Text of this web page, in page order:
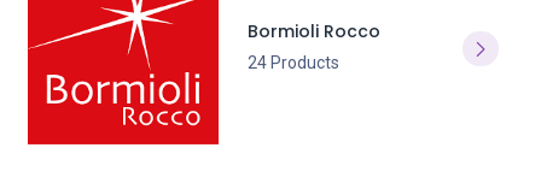
Bormioli Rocco
24 Products